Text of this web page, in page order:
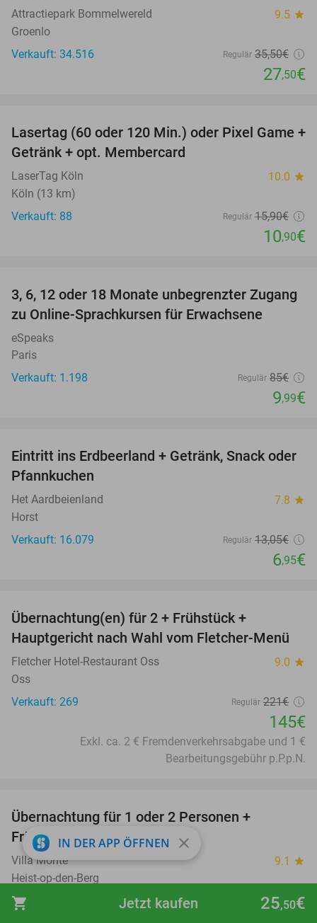
shopping_cart 25,50€
Jetzt kaufen
Attractiepark Bommelwereld 9.5 star
Groenlo
Verkauft: 34.516
Regulär 35,50€
27,50€
31%
Lasertag (60 oder 120 Min.) oder Pixel Game +
Getränk + opt. Membercard
LaserTag Köln 10.0 star
Köln (13 km)
Verkauft: 88
Regulär 15,90€
10,90€
88%
3, 6, 12 oder 18 Monate unbegrenzter Zugang
zu Online-Sprachkursen für Erwachsene
eSpeaks
Paris
Verkauft: 1.198
Regulär 85€
9,99€
47%
Eintritt ins Erdbeerland + Getränk, Snack oder
Pfannkuchen
Het Aardbeienland 7.8 star
Horst
Verkauft: 16.079
Regulär 13,05€
6,95€
Übernachtung(en) für 2 + Frühstück +
Hauptgericht nach Wahl vom Fletcher-Menü
Fletcher Hotel-Restaurant Oss 9.0 star
Oss
Verkauft: 269
Regulär 221€
145€
Exkl. ca. 2 € Fremdenverkehrsabgabe und 1 €
Bearbeitungsgebühr p.P.p.N.
Übernachtung für 1 oder 2 Personen +
Frühstücksbuffet
Villa Monte 9.1 star
Heist-op-den-Berg
Verkauft: 338
167€
IN DER APP ÖFFNEN close